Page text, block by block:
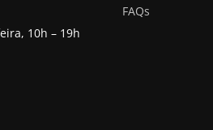
10h – 19h
FAQs